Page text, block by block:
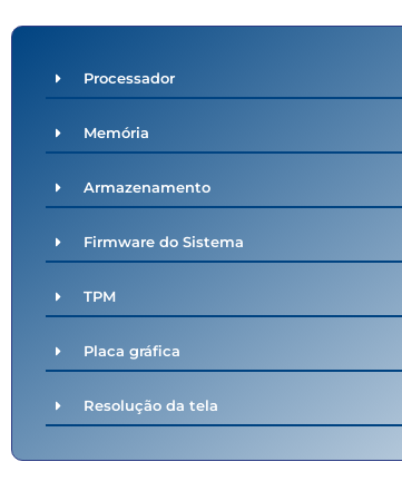
Processador
Memória
Armazenamento
Firmware do Sistema
TPM
Placa gráfica
Resolução da tela